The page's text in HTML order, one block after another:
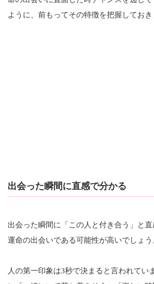
ように、前もってその特徴を把握しておき
出会った瞬間に直感で分かる
出会った瞬間に「この人と付き合う」と直
運命の出会いである可能性が高いでしょう
人の第一印象は3秒で決まると言われてい